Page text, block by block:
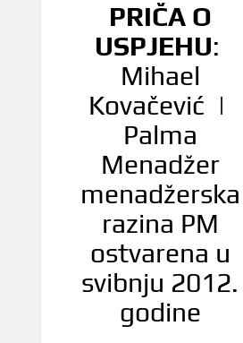
PRIČA O
USPJEHU:
Mihael
Kovačević |
Palma
Menadžer
menadžerska
razina PM
ostvarena u
svibnju 2012.
godine